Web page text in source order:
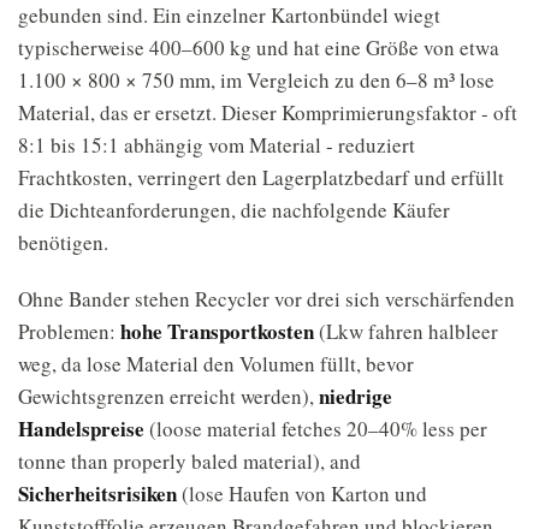
gebunden sind. Ein einzelner Kartonbündel wiegt
typischerweise 400–600 kg und hat eine Größe von etwa
1.100 × 800 × 750 mm, im Vergleich zu den 6–8 m³ lose
Material, das er ersetzt. Dieser Komprimierungsfaktor - oft
8:1 bis 15:1 abhängig vom Material - reduziert
Frachtkosten, verringert den Lagerplatzbedarf und erfüllt
die Dichteanforderungen, die nachfolgende Käufer
benötigen.
Ohne Bander stehen Recycler vor drei sich verschärfenden
Problemen: hohe Transportkosten(Lkw fahren halbleer
weg, da lose Material den Volumen füllt, bevor
Gewichtsgrenzen erreicht werden),niedrige
Handelspreise (loose material fetches 20–40% less per
tonne than properly baled material), and
Sicherheitsrisiken(lose Haufen von Karton und